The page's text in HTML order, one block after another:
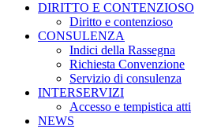
DIRITTO E CONTENZIOSO
Diritto e contenzioso
CONSULENZA
Indici della Rassegna
Richiesta Convenzione
Servizio di consulenza
INTERSERVIZI
Accesso e tempistica atti
NEWS